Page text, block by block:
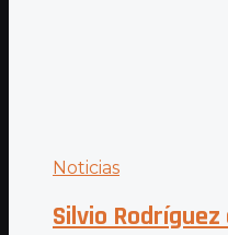
Noticias
Silvio